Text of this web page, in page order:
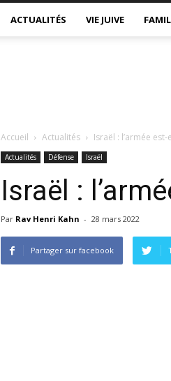
ACTUALITÉS VIE JUIVE
Accueil Actualités Israël : l’armée
Actualités Défense Israël
Israël :
Par Rav Henri Kahn - 28 mars 2022
Partager sur facebook